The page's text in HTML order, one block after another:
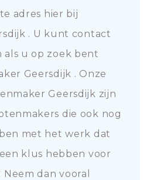
adres hier bij
. U kunt contact
als u op zoek bent
Geersdijk . Onze
Geersdijk zijn
die ook nog
met het werk dat
klus hebben voor
dan vooral